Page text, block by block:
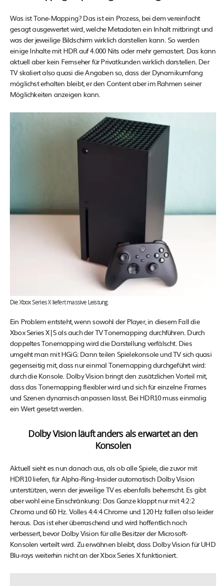
Was ist Tone-Mapping? Das ist ein Prozess, bei dem vereinfacht
gesagt ausgewertet wird, welche Metadaten ein Inhalt mitbringt und
was der jeweilige Bildschirm wirklich darstellen kann. So werden
einige Inhalte mit HDR auf 4.000 Nits oder mehr gemastert. Das kann
aktuell aber kein Fernseher für Privatkunden wirklich darstellen. Der
TV skaliert also quasi die Angaben so, dass der Dynamikumfang
möglichst erhalten bleibt, er den Content aber im Rahmen seiner
Möglichkeiten anzeigen kann.
Die Xbox Series X liefert massive Leistung.
Ein Problem entsteht, wenn sowohl der Player, in diesem Fall die
Xbox Series X|S als auch der TV Tonemapping durchführen. Durch
doppeltes Tonemapping wird die Darstellung verfälscht. Dies
umgeht man mit HGiG: Dann teilen Spielekonsole und TV sich quasi
gegenseitig mit, dass nur einmal Tonemapping durchgeführt wird:
durch die Konsole. Dolby Vision bringt den zusätzlichen Vorteil mit,
dass das Tonemapping flexibler wird und sich für einzelne Frames
und Szenen dynamisch anpassen lässt. Bei HDR10 muss einmalig
ein Wert gesetzt werden.
Dolby Vision läuft anders als erwartet an den
Konsolen
Aktuell sieht es nun danach aus, als ob alle Spiele, die zuvor mit
HDR10 liefen, für Alpha-Ring-Insider automatisch Dolby Vision
unterstützen, wenn der jeweilige TV es ebenfalls beherrscht. Es gibt
aber wohl eine Einschränkung: Das Ganze klappt nur mit 4:2:2
Chroma und 60 Hz. Volles 4:4:4 Chrome und 120 Hz fallen also leider
heraus. Das ist eher überraschend und wird hoffentlich noch
verbessert, bevor Dolby Vision für alle Besitzer der Microsoft-
Konsolen verteilt wird. Zu erwähnen bleibt, dass Dolby Vision für UHD
Blu-rays weiterhin nicht an der Xbox Series X funktioniert.